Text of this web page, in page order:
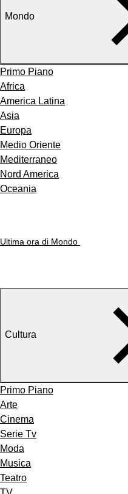
Mondo
Primo Piano
Africa
America Latina
Asia
Europa
Medio Oriente
Mediterraneo
Nord America
Oceania
Ultima ora di Mondo
Cultura
Primo Piano
Arte
Cinema
Serie Tv
Moda
Musica
Teatro